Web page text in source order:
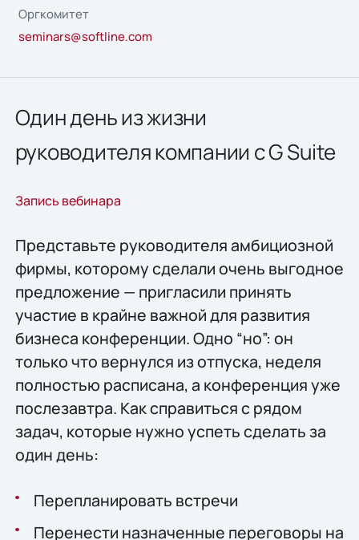
Оргкомитет
seminars@softline.com
Один день из жизни
руководителя компании c G Suite
Запись вебинара
Представьте руководителя амбициозной
фирмы, которому сделали очень выгодное
предложение — пригласили принять
участие в крайне важной для развития
бизнеса конференции. Одно “но”: он
только что вернулся из отпуска, неделя
полностью расписана, а конференция уже
послезавтра. Как справиться с рядом
задач, которые нужно успеть сделать за
один день:
Перепланировать встречи
Перенести назначенные переговоры на